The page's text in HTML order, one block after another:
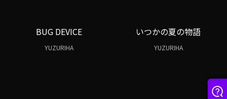
BUG DEVICE
YUZURIHA
いつかの夏の物語
YUZURIHA